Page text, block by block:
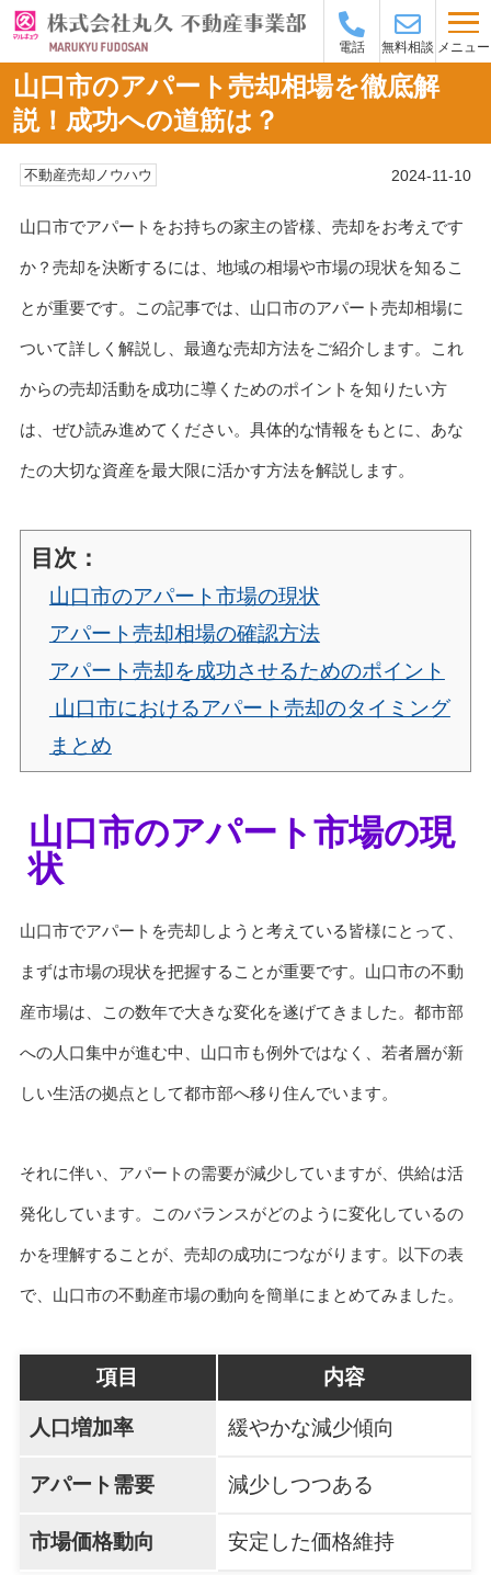
電話 無料相談 メニュー
山口市のアパート売却相場を徹底解
説！成功への道筋は？
不動産売却ノウハウ 2024-11-10
山口市でアパートをお持ちの家主の皆様、売却をお考えです
か？売却を決断するには、地域の相場や市場の現状を知るこ
とが重要です。この記事では、山口市のアパート売却相場に
ついて詳しく解説し、最適な売却方法をご紹介します。これ
からの売却活動を成功に導くためのポイントを知りたい方
は、ぜひ読み進めてください。具体的な情報をもとに、あな
たの大切な資産を最大限に活かす方法を解説します。
目次：
山口市のアパート市場の現状
アパート売却相場の確認方法
アパート売却を成功させるためのポイント
山口市におけるアパート売却のタイミング
まとめ
山口市のアパート市場の現
状
山口市でアパートを売却しようと考えている皆様にとって、
まずは市場の現状を把握することが重要です。山口市の不動
産市場は、この数年で大きな変化を遂げてきました。都市部
への人口集中が進む中、山口市も例外ではなく、若者層が新
しい生活の拠点として都市部へ移り住んでいます。
それに伴い、アパートの需要が減少していますが、供給は活
発化しています。このバランスがどのように変化しているの
かを理解することが、売却の成功につながります。以下の表
で、山口市の不動産市場の動向を簡単にまとめてみました。
項目 内容
人口増加率 緩やかな減少傾向
アパート需要 減少しつつある
市場価格動向 安定した価格維持